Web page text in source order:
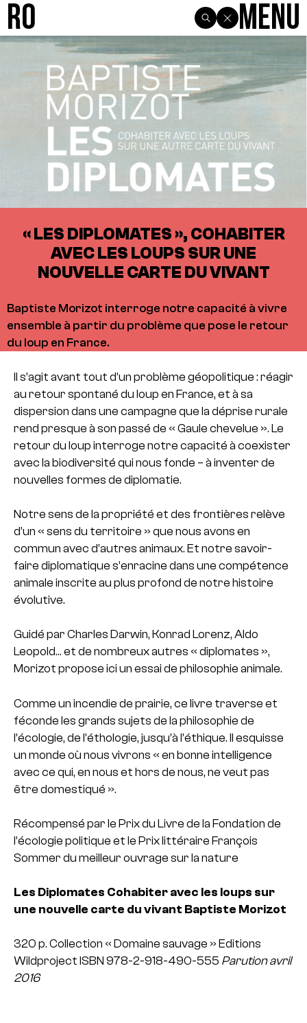
R0 Menu
« LES DIPLOMATES », COHABITER
AVEC LES LOUPS SUR UNE
NOUVELLE CARTE DU VIVANT
Baptiste Morizot interroge notre capacité à vivre
ensemble à partir du problème que pose le retour
du loup en France.
Il s’agit avant tout d’un problème géopolitique : réagir
au retour spontané du loup en France, et à sa
dispersion dans une campagne que la déprise rurale
rend presque à son passé de « Gaule chevelue ». Le
retour du loup interroge notre capacité à coexister
avec la biodiversité qui nous fonde – à inventer de
nouvelles formes de diplomatie.
Notre sens de la propriété et des frontières relève
d’un « sens du territoire » que nous avons en
commun avec d’autres animaux. Et notre savoir-
faire diplomatique s’enracine dans une compétence
animale inscrite au plus profond de notre histoire
évolutive.
Guidé par Charles Darwin, Konrad Lorenz, Aldo
Leopold… et de nombreux autres « diplomates »,
Morizot propose ici un essai de philosophie animale.
Comme un incendie de prairie, ce livre traverse et
féconde les grands sujets de la philosophie de
l’écologie, de l’éthologie, jusqu’à l’éthique. Il esquisse
un monde où nous vivrons « en bonne intelligence
avec ce qui, en nous et hors de nous, ne veut pas
être domestiqué ».
Récompensé par le Prix du Livre de la Fondation de
l’écologie politique et le Prix littéraire François
Sommer du meilleur ouvrage sur la nature
Les Diplomates Cohabiter avec les loups sur
une nouvelle carte du vivant Baptiste Morizot
320 p. Collection « Domaine sauvage » Editions
Wildproject ISBN 978-2-918-490-555 Parution avril
2016